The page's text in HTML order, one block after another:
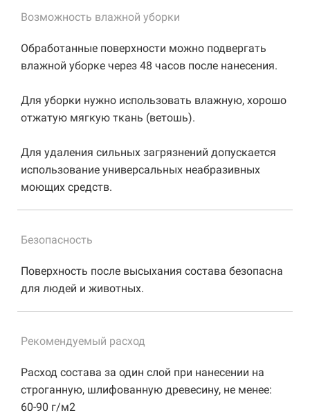
Возможность влажной уборки
Обработанные поверхности можно подвергать
влажной уборке через 48 часов после нанесения.
Для уборки нужно использовать влажную, хорошо
отжатую мягкую ткань (ветошь).
Для удаления сильных загрязнений допускается
использование универсальных неабразивных
моющих средств.
Безопасность
Поверхность после высыхания состава безопасна
для людей и животных.
Рекомендуемый расход
Расход состава за один слой при нанесении на
строганную, шлифованную древесину, не менее:
60-90 г/м2